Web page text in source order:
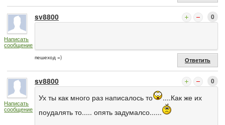
Написать
сообщение
sv8800 0
пешеход =) Ответить
Написать
сообщение
sv8800 0
Ух ты как много раз написалось то
....Как же их
поудалять то..... опять задумалсо......